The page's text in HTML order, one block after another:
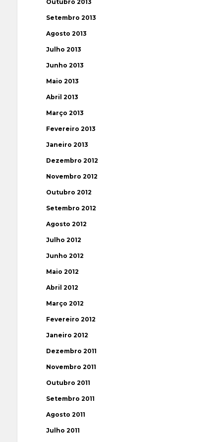
Outubro 2013
Setembro 2013
Agosto 2013
Julho 2013
Junho 2013
Maio 2013
Abril 2013
Março 2013
Fevereiro 2013
Janeiro 2013
Dezembro 2012
Novembro 2012
Outubro 2012
Setembro 2012
Agosto 2012
Julho 2012
Junho 2012
Maio 2012
Abril 2012
Março 2012
Fevereiro 2012
Janeiro 2012
Dezembro 2011
Novembro 2011
Outubro 2011
Setembro 2011
Agosto 2011
Julho 2011